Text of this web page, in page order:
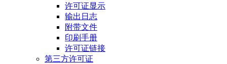
许可证显示
输出日志
附带文件
印刷手册
许可证链接
第三方许可证